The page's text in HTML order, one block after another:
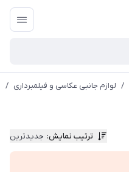
/ لوازم جانبی عکاسی و فیلمبرداری /
ترتیب نمایش: جدیدترین